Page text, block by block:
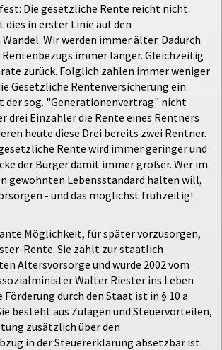
Die gesetzliche Rente reicht nicht.
dies in erster Linie auf den
Wir werden immer älter. Dadurch
Rentenbezugs immer länger. Gleichzeitig
zurück. Folglich zahlen immer weniger
Gesetzliche Rentenversicherung ein.
der sog. "Generationenvertrag" nicht
drei Einzahler die Rente eines Rentners
heute diese Drei bereits zwei Rentner.
Rente wird immer geringer und
der Bürger damit immer größer. Wer im
gewohnten Lebensstandard halten will,
- und das möglichst frühzeitig!
Möglichkeit, für später vorzusorgen,
Rente. Sie zählt zur staatlich
Altersvorsorge und wurde 2002 vom
Walter Riester ins Leben
durch den Staat ist in § 10 a
besteht aus Zulagen und Steuervorteilen,
zusätzlich über den
in der Steuererklärung absetzbar ist.